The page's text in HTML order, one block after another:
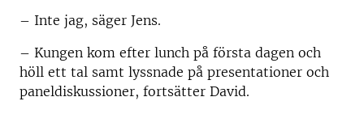
– Inte jag, säger Jens.
– Kungen kom efter lunch på första dagen och
höll ett tal samt lyssnade på presentationer och
paneldiskussioner, fortsätter David.